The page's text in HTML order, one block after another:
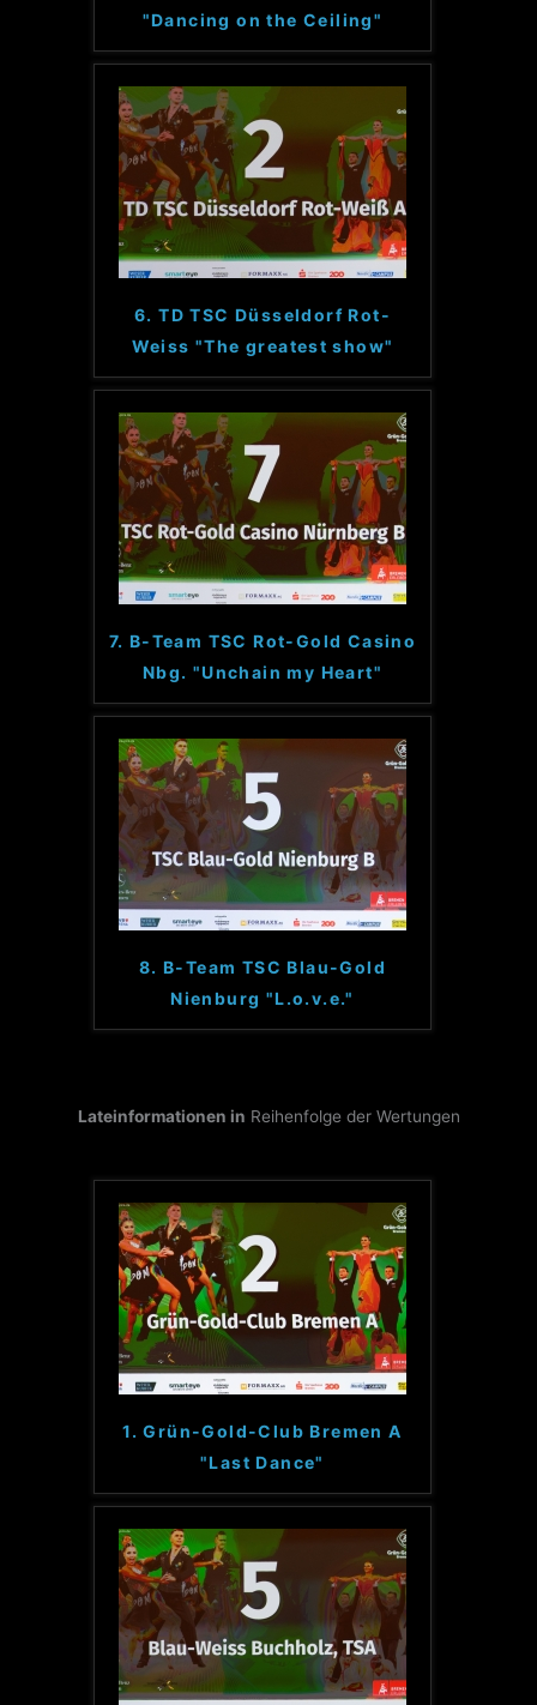
"Dancing on the Ceiling"
6. TD TSC Düsseldorf Rot-
Weiss "The greatest show"
7. B-Team TSC Rot-Gold Casino
Nbg. "Unchain my Heart"
8. B-Team TSC Blau-Gold
Nienburg "L.o.v.e."
Lateinformationen in Reihenfolge der Wertungen
1. Grün-Gold-Club Bremen A
"Last Dance"